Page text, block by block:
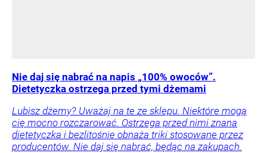
Nie daj się nabrać na napis „100% owoców”.
Dietetyczka ostrzega przed tymi dżemami
Lubisz dżemy? Uważaj na te ze sklepu. Niektóre mogą
cię mocno rozczarować. Ostrzega przed nimi znana
dietetyczka i bezlitośnie obnaża triki stosowane przez
producentów. Nie daj się nabrać, będąc na zakupach.